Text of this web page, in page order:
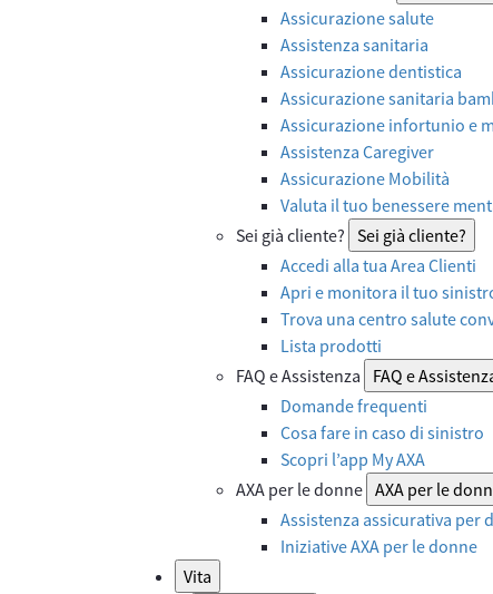
Assicurazione salute
Assistenza sanitaria
Assicurazione dentistica
Assicurazione sanitaria
Assicurazione infortunio e
Assistenza Caregiver
Assicurazione Mobilità
Valuta il tuo benessere
Sei già cliente? Sei già cliente?
Accedi alla tua Area Clienti
Apri e monitora il tuo
Trova una centro salute
Lista prodotti
FAQ e Assistenza
FAQ e
Domande frequenti
Cosa fare in caso di sinistro
Scopri l’app My AXA
AXA per le donne AXA per le
Assistenza assicurativa per
Iniziative AXA per le donne
Vita